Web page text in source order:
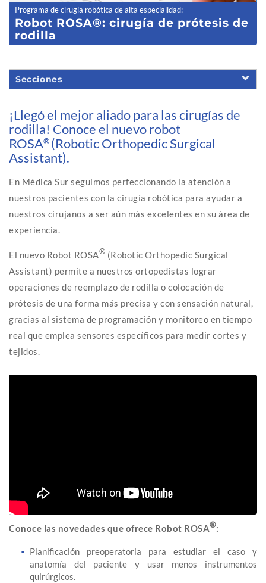
Programa de cirugía robótica de alta especialidad:
Robot ROSA®: cirugía de prótesis de
rodilla
Secciones
¡Llegó el mejor aliado para las cirugías de
rodilla! Conoce el nuevo robot
ROSA® (Robotic Orthopedic Surgical
Assistant).
En Médica Sur seguimos perfeccionando la atención a
nuestros pacientes con la cirugía robótica para ayudar a
nuestros cirujanos a ser aún más excelentes en su área de
experiencia.
El nuevo Robot ROSA® (Robotic Orthopedic Surgical
Assistant) permite a nuestros ortopedistas lograr
operaciones de reemplazo de rodilla o colocación de
prótesis de una forma más precisa y con sensación natural,
gracias al sistema de programación y monitoreo en tiempo
real que emplea sensores específicos para medir cortes y
tejidos.
Conoce las novedades que ofrece Robot ROSA®:
Planificación preoperatoria para estudiar el caso y
anatomía del paciente y usar menos instrumentos
quirúrgicos.